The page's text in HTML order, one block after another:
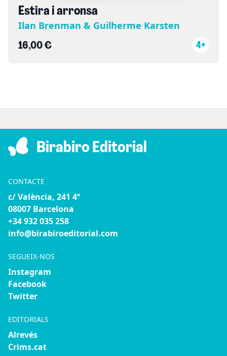
Estira i arronsa
Ilan Brenman & Guilherme Karsten
16,00 € 4+
Birabiro Editorial
CONTACTE
c/ València, 241 4º
08007 Barcelona
+34 932 035 258
info@birabiroeditorial.com
SEGUEIX-NOS
Instagram
Facebook
Twitter
EDITORIALS
Alrevés
Crims.cat